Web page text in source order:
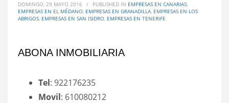
DOMINGO, 29 MAYO 2016 / PUBLISHED IN EMPRESAS EN CANARIAS,
EMPRESAS EN EL MÉDANO, EMPRESAS EN GRANADILLA, EMPRESAS EN LOS
ABRIGOS, EMPRESAS EN SAN ISIDRO, EMPRESAS EN TENERIFE
ABONA INMOBILIARIA
Tel: 922176235
Movil: 610080212